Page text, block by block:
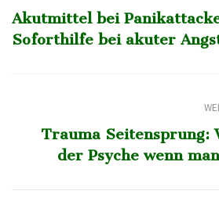
Akutmittel bei
Soforthilfe bei akuter
Trauma Seitensprung:
der Psyche wenn